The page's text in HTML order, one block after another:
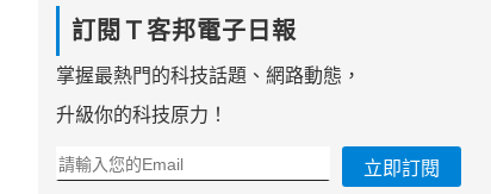
訂閱Ｔ客邦電子日報
掌握最熱門的科技話題、網路動態，
升級你的科技原力！
立即訂閱